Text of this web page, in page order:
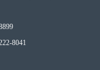
8041